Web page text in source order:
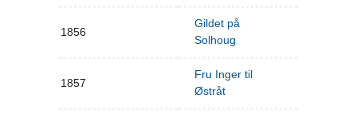
1856
Gildet på
Solhoug
1857
Fru Inger til
Østråt